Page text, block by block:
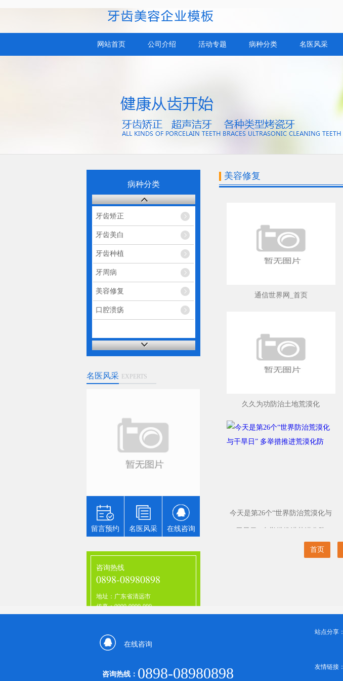
网站首页 公司介绍 活动专题 病种分类 名医风采
病种分类
牙齿矫正
牙齿美白
牙齿种植
牙周病
美容修复
口腔溃疡
名医风采 EXPERTS
留言预约 名医风采 在线咨询
咨询热线
0898-08980898
地址：广东省清远市
传真：0000-0000-000
美容修复
通信世界网_首页
久久为功防治土地荒漠化
今天是第26个“世界防治荒漠化与
首页
在线咨询
咨询热线： 0898-08980898
站点分享：
友情链接：